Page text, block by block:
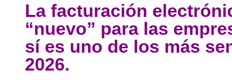
La facturación
“nuevo” para las
sí es uno de los más
2026.